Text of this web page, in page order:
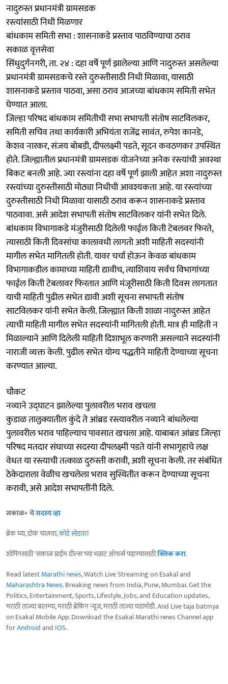
नादुरुस्त प्रधानमंत्री ग्रामसडक
रस्त्यांसाठी निधी मिळणार
बांधकाम समिती सभा : शासनाकडे प्रस्ताव पाठविण्याचा ठराव
सकाळ वृत्तसेवा
सिंधुदुर्गनगरी, ता. २४ : दहा वर्षे पूर्ण झालेल्या आणि नादुरुस्त असलेल्या
प्रधानमंत्री ग्रामसडकचे रस्ते दुरुस्तीसाठी निधी मिळावा, यासाठी
शासनाकडे प्रस्ताव पाठवा, असा ठराव आजच्या बांधकाम समिती सभेत
घेण्यात आला.
जिल्हा परिषद बांधकाम समितीची सभा सभापती संतोष साटविलकर,
समिती सचिव तथा कार्यकारी अभियंता राजेंद्र सावंत, रुपेश कानडे,
केशव नारकर, संजय बोबडी, दीपलक्ष्मी पडते, सूदन कवठणकर उपस्थित
होते. जिल्ह्यातील प्रधानमंत्री ग्रामसडक योजनेच्या अनेक रस्त्यांची अवस्था
बिकट बनली आहे. ज्या रस्त्यांना दहा वर्षे पूर्ण झाली आहेत अशा नादुरुस्त
रस्त्यांच्या दुरुस्तीसाठी मोठ्या निधीची आवश्यकता आहे. या रस्त्यांच्या
दुरुस्तीसाठी निधी मिळावा यासाठी ठराव करून शासनाकडे प्रस्ताव
पाठवावा. असे आदेश सभापती संतोष साटविलकर यांनी सभेत दिले.
बांधकाम विभागाकडे मंजुरीसाठी दिलेली फाईल किती टेबलवर फिरते,
त्यासाठी किती दिवसांचा कालावधी लागतो अशी माहिती सदस्यांनी
मागील सभेत मागितली होती. यावर चर्चा होऊन केवळ बांधकाम
विभागाकडील कामाच्या माहिती द्यावीच, त्याशिवाय सर्वच विभागांच्या
फाईल किती टेबलावर फिरतात आणि मंजूरीसाठी किती दिवस लागतात
याची माहिती पुढील सभेत द्यावी अशी सूचना सभापती संतोष
साटविलकर यांनी सभेत केली. जिल्ह्यात किती शाळा नादुरुस्त आहेत
त्याची माहिती मागील सभेत सदस्यांनी मागितली होती. मात्र ही माहिती न
मिळाल्याने आणि दिलेली माहिती दिशाभूल करणारी असल्याने सदस्यांनी
नाराजी व्यक्त केली. पुढील सभेत योग्य पद्धतीने माहिती देण्याच्या सूचना
करण्यात आल्या.
चौकट
नव्याने उद्घाटन झालेल्या पुलावरील भराव खचला
कुडाळ तालुक्यातील कुंदे ते आंब्रड रस्त्यावरील नव्याने बांधलेल्या
पुलावरील भराव पाहिल्याच पावसात खचला आहे. याबाबत आंब्रड जिल्हा
परिषद मतदार संघाच्या सदस्या दीपलक्ष्मी पडते यांनी सभागृहाचे लक्ष
वेधत या रस्त्याची तत्काळ दुरुस्ती करावी, अशी सूचना केली. तर संबंधित
ठेकेदाराला वेळीच खचलेला भराव सुस्थितीत करून देण्याच्या सूचना
करावी, असे आदेश सभापतींनी दिले.
सकाळ+ चेसदस्य व्हा
ब्रेक घ्या, डोकं चालवा,कोडे सोडवा!
शॉपिंगसाठी 'सकाळ प्राईम डील्स'च्या भन्नाट ऑफर्स पाहण्यासाठीक्लिक करा.
Read latestMarathi news, Watch Live Streaming on Esakal and
Maharashtra News. Breaking news from India, Pune, Mumbai. Get the
Politics, Entertainment, Sports, Lifestyle, Jobs, and Education updates,
मराठी ताज्या बातम्या, मराठी ब्रेकिंग न्यूज, मराठी ताज्या घडामोडी. And Live taja batmya
on Esakal Mobile App. Download the Esakal Marathi news Channel app
forAndroidand IOS.